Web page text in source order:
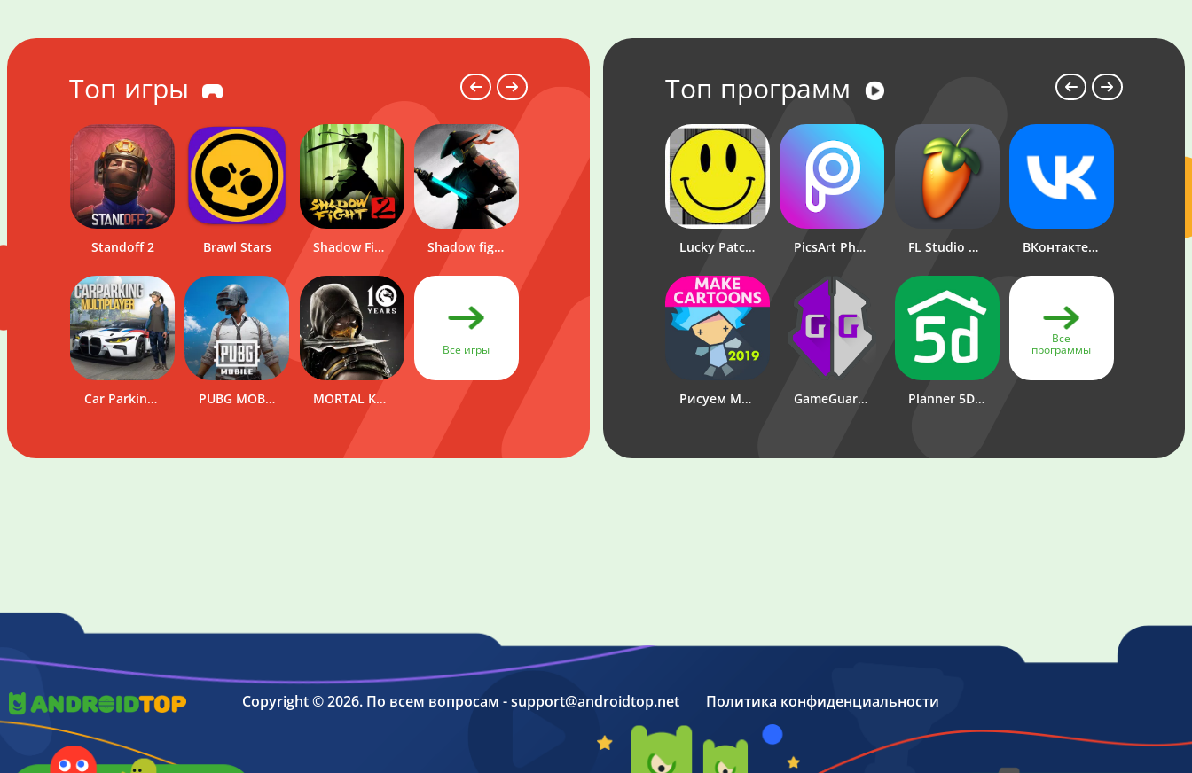
Топ игры
Standoff 2 Brawl Stars Shadow Fight 2 Shadow fight 3
Car Parking Multiplayer PUBG MOBILE MORTAL KOMBAT
Все игры
Standoff 2
Топ программ
Onlybets Pinco LuckyPari
SpinBetter WinWin
Lucky Patcher PicsArt Photo Studio: Редактор фото и коллажей FL Studio Mobile ВКонтакте: музыка, видео, чат
Рисуем Мультфильмы 2 GameGuardian Planner 5D - Дизайн Интерьера
Все
программы
Copyright © 2026. По всем вопросам - support@androidtop.net Политика конфиденциальности